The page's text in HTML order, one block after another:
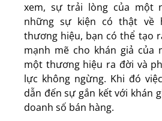
xem, sự trải lòng của một
những sự kiện có thật về
thương hiệu, bạn có thể tạo
mạnh mẽ cho khán giả của
một thương hiệu ra đời và
lực không ngừng. Khi đó
dẫn đến sự gắn kết với khán
doanh số bán hàng.